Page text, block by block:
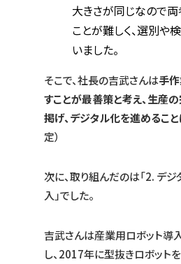
大きさが同じなので
ことが難しく、選別や
いました。
そこで、社長の吉武さんは手
すことが最善策と考え、生産
掲げ、デジタル化を進めること
定）
次に、取り組んだのは「2. デ
入」でした。
吉武さんは産業用ロボット導
し、2017年に型抜きロボット